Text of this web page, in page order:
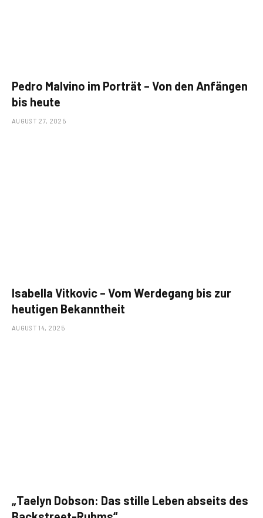
Pedro Malvino im Porträt – Von den Anfängen
bis heute
AUGUST 27, 2025
Isabella Vitkovic – Vom Werdegang bis zur
heutigen Bekanntheit
AUGUST 14, 2025
„Taelyn Dobson: Das stille Leben abseits des